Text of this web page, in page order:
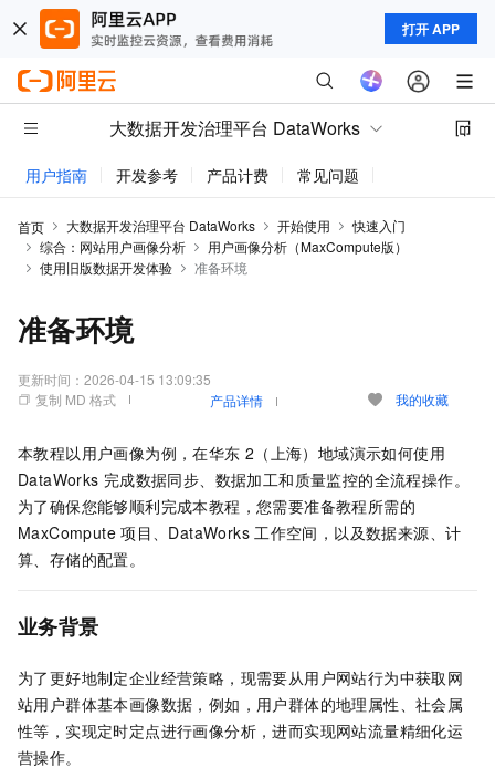
打开 APP
大数据开发治理平台 DataWorks
用户指南 开发参考 产品计费 常见问题
首页 大数据开发治理平台 DataWorks 开始使用
快速入门
综合：网站用户画像分析
用户画像分析（MaxCompute版）
使用旧版数据开发体验
准备环境
准备环境
更新时间： 2026-04-15 13:09:35
复制 MD 格式
产品详情 我的收藏
本教程以用户画像为例，在华东 2（上海）地域演示如何使用
DataWorks 完成数据同步、数据加工和质量监控的全流程操作。
为了确保您能够顺利完成本教程，您需要准备教程所需的
MaxCompute 项目、DataWorks 工作空间，以及数据来源、计
算、存储的配置。
业务背景
为了更好地制定企业经营策略，现需要从用户网站行为中获取网
站用户群体基本画像数据，例如，用户群体的地理属性、社会属
性等，实现定时定点进行画像分析，进而实现网站流量精细化运
营操作。